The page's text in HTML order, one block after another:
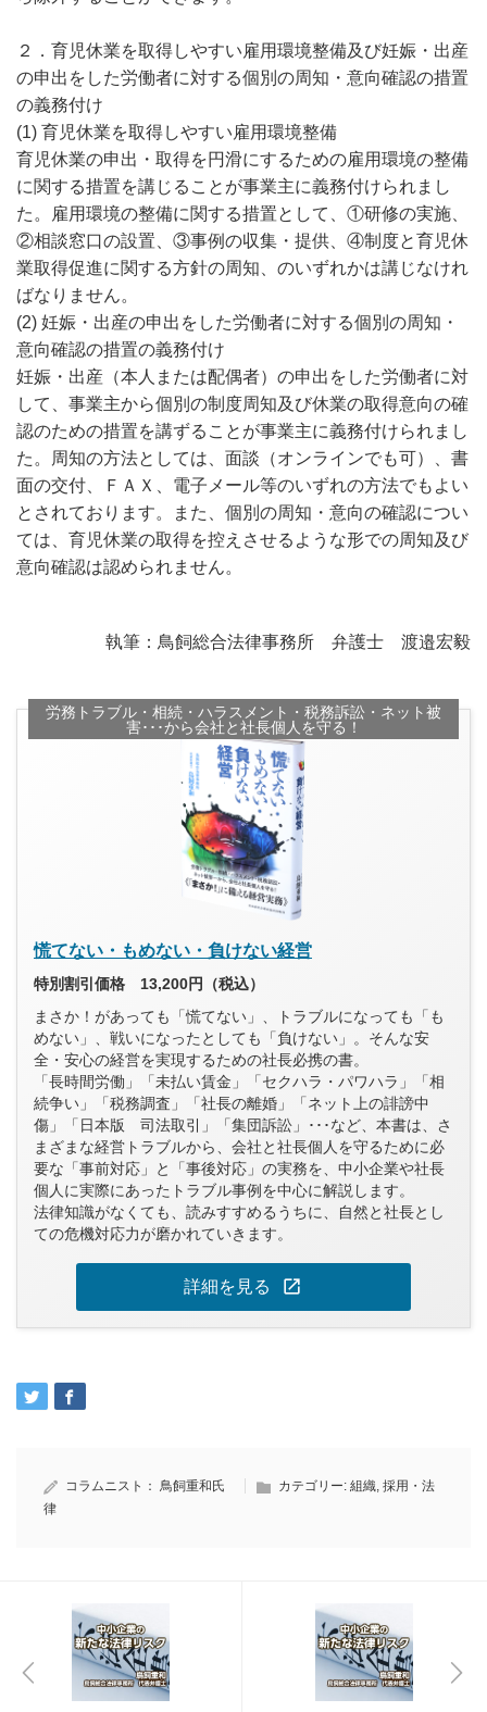
２．育児休業を取得しやすい雇用環境整備及び妊娠・出産
の申出をした労働者に対する個別の周知・意向確認の措置
の義務付け
(1) 育児休業を取得しやすい雇用環境整備
育児休業の申出・取得を円滑にするための雇用環境の整備
に関する措置を講じることが事業主に義務付けられまし
た。雇用環境の整備に関する措置として、①研修の実施、
②相談窓口の設置、③事例の収集・提供、④制度と育児休
業取得促進に関する方針の周知、のいずれかは講じなけれ
ばなりません。
(2) 妊娠・出産の申出をした労働者に対する個別の周知・
意向確認の措置の義務付け
妊娠・出産（本人または配偶者）の申出をした労働者に対
して、事業主から個別の制度周知及び休業の取得意向の確
認のための措置を講ずることが事業主に義務付けられまし
た。周知の方法としては、面談（オンラインでも可）、書
面の交付、ＦＡＸ、電子メール等のいずれの方法でもよい
とされております。また、個別の周知・意向の確認につい
ては、育児休業の取得を控えさせるような形での周知及び
意向確認は認められません。
執筆：鳥飼総合法律事務所 弁護士 渡邉宏毅
労務トラブル・相続・ハラスメント・税務訴訟・ネット被
害･･･から会社と社長個人を守る！
慌てない・もめない・負けない経営
特別割引価格 13,200円（税込）
まさか！があっても「慌てない」、トラブルになっても「も
めない」、戦いになったとしても「負けない」。そんな安
全・安心の経営を実現するための社長必携の書。
「長時間労働」「未払い賃金」「セクハラ・パワハラ」「相
続争い」「税務調査」「社長の離婚」「ネット上の誹謗中
傷」「日本版 司法取引」「集団訴訟」･･･など、本書は、さ
まざまな経営トラブルから、会社と社長個人を守るために必
要な「事前対応」と「事後対応」の実務を、中小企業や社長
個人に実際にあったトラブル事例を中心に解説します。
法律知識がなくても、読みすすめるうちに、自然と社長とし
ての危機対応力が磨かれていきます。
詳細を見る open_in_new
コラムニスト： 鳥飼重和氏 カテゴリー: 組織, 採用・法
律